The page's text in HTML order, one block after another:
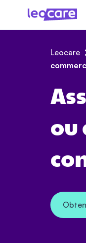
Leocare
ou